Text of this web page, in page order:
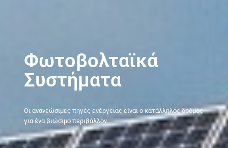
Φωτοβολταϊκά
Συστήματα
Οι ανανεώσιμες πηγές ενέργειας είναι ο κατάλληλος δρόμος
για ένα βιώσιμο περιβάλλον.